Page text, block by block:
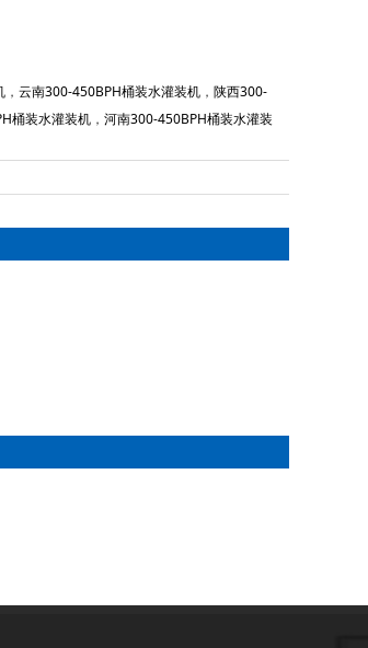
， 云南300-450BPH桶装水灌装机 ， 陕西300-
桶装水灌装机 ， 河南300-450BPH桶装水灌装